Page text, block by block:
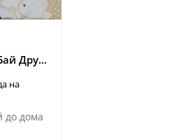
Дру...
на
до дома